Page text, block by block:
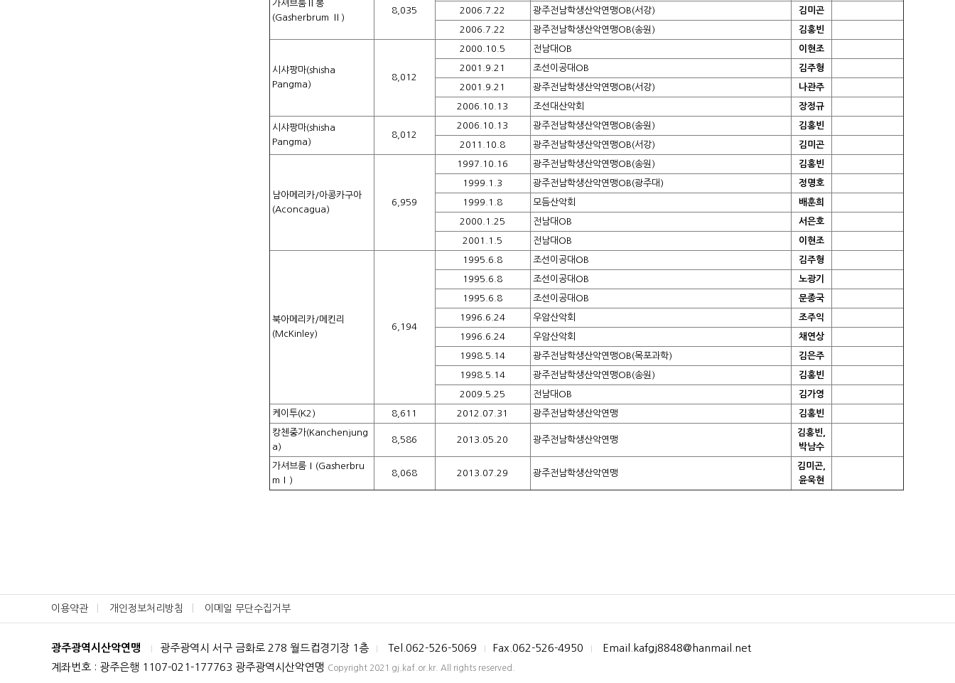
가셔브룸Ⅱ봉
(Gasherbrum Ⅱ)
8,035 2006.7.22 광주전남학생산악연맹OB(서강) 김미곤
2006.7.22 광주전남학생산악연맹OB(송원) 김홍빈
시샤팡마(shisha
Pangma)
8,012
2000.10.5 전남대OB 이현조
2001.9.21 조선이공대OB 김주형
2001.9.21 광주전남학생산악연맹OB(서강) 나관주
2006.10.13 조선대산악회 장정규
시샤팡마(shisha
Pangma)
8,012
2006.10.13 광주전남학생산악연맹OB(송원) 김홍빈
2011.10.8 광주전남학생산악연맹OB(서강) 김미곤
남아메리카/아콩카구아
(Aconcagua)
6,959
1997.10.16 광주전남학생산악연맹OB(송원) 김홍빈
1999.1.3 광주전남학생산악연맹OB(광주대) 정명호
1999.1.8 모듬산악회 배훈희
2000.1.25 전남대OB 서은호
2001.1.5 전남대OB 이현조
북아메리카/메킨리
(McKinley)
6,194
1995.6.8 조선이공대OB 김주형
1995.6.8 조선이공대OB 노광기
1995.6.8 조선이공대OB 문종국
1996.6.24 우암산악회 조주익
1996.6.24 우암산악회 채연상
1998.5.14 광주전남학생산악연맹OB(목포과학) 김은주
1998.5.14 광주전남학생산악연맹OB(송원) 김홍빈
2009.5.25 전남대OB 김가영
케이투(K2) 8,611 2012.07.31 광주전남학생산악연맹 김홍빈
캉첸중가(Kanchenjung
a)
8,586 2013.05.20 광주전남학생산악연맹
김홍빈,
박남수
가셔브룸Ⅰ(Gasherbru
mⅠ)
8,068 2013.07.29 광주전남학생산악연맹
김미곤,
윤욱현
이용약관 개인정보처리방침 이메일 무단수집거부
광주광역시산악연맹 광주광역시 서구 금화로 278 월드컵경기장 1층 Tel.062-526-5069 Fax.062-526-4950
Email.kafgj8848@hanmail.net
계좌번호 : 광주은행 1107-021-177763 광주광역시산악연맹 Copyright 2021 gj.kaf.or.kr. All rights reserved.